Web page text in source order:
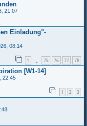
21:07
Einladung"-
08:14
1 75 76 77 78
[W1-14]
22:45
1 2 3